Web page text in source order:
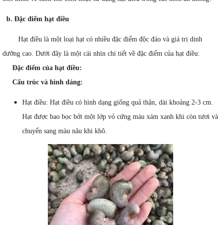
b. Đặc điểm hạt điều
Hạt điều là một loại hạt có nhiều đặc điểm độc đáo và giá trị dinh
dưỡng cao. Dưới đây là một cái nhìn chi tiết về đặc điểm của hạt điều:
Đặc điểm của hạt điều:
Cấu trúc và hình dáng:
Hạt điều: Hạt điều có hình dạng giống quả thận, dài khoảng 2-3 cm.
Hạt được bao bọc bởi một lớp vỏ cứng màu xám xanh khi còn tươi và
chuyển sang màu nâu khi khô.